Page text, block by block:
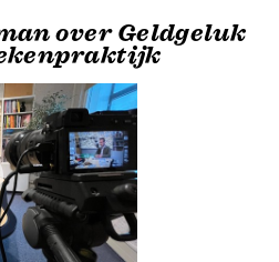
over Geldgeluk